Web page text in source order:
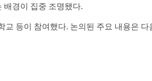
배경이 집중 조명됐다.
등이 참여했다. 논의된 주요 내용은 다